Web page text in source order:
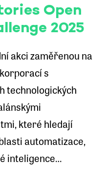
Open
2025
akci zaměřenou na
s
technologických
které hledají
automatizace,
inteligence…